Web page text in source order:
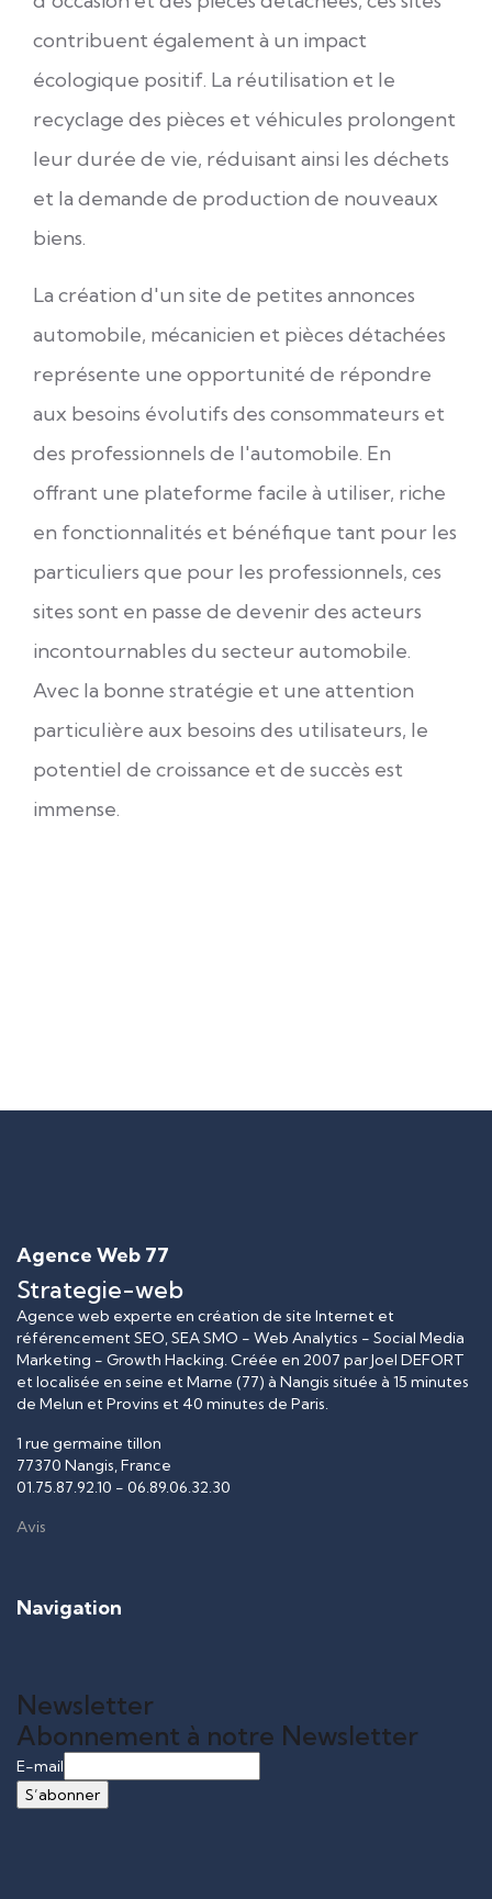
contribuent également à un impact
écologique positif. La réutilisation et le
recyclage des pièces et véhicules prolongent
leur durée de vie, réduisant ainsi les déchets
et la demande de production de nouveaux
biens.
La création d'un site de petites annonces
automobile, mécanicien et pièces détachées
représente une opportunité de répondre
aux besoins évolutifs des consommateurs et
des professionnels de l'automobile. En
offrant une plateforme facile à utiliser, riche
en fonctionnalités et bénéfique tant pour les
particuliers que pour les professionnels, ces
sites sont en passe de devenir des acteurs
incontournables du secteur automobile.
Avec la bonne stratégie et une attention
particulière aux besoins des utilisateurs, le
potentiel de croissance et de succès est
immense.
Agence Web 77
Strategie-web
Agence web experte en création de site Internet et
référencement SEO, SEA SMO - Web Analytics - Social Media
Marketing - Growth Hacking. Créée en 2007 parJoel DEFORT
et localisée en seine et Marne (77) à Nangis située à 15 minutes
de Melun et Provins et 40 minutes de Paris.
1 rue germaine tillon
77370 Nangis, France
01.75.87.92.10 - 06.89.06.32.30
Avis
Navigation
Newsletter
Abonnement à notre Newsletter
E-mail